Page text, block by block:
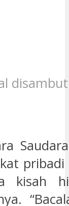
pribadi
kisah